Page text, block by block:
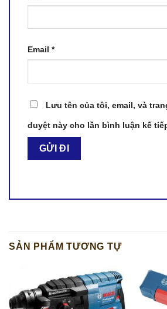
Email *
Lưu tên của tôi, email, và
duyệt này cho lần bình luận kế
SẢN PHẨM TƯƠNG TỰ